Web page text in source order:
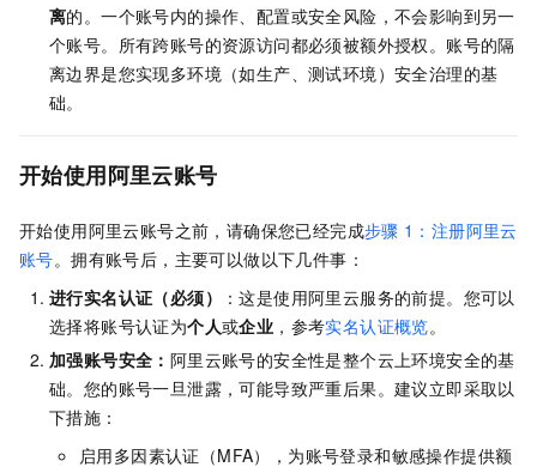
离的。一个账号内的操作、配置或安全风险，不会影响到另一
个账号。所有跨账号的资源访问都必须被额外授权。账号的隔
离边界是您实现多环境（如生产、测试环境）安全治理的基
础。
开始使用阿里云账号
开始使用阿里云账号之前，请确保您已经完成步骤 1：注册阿里云
账号。拥有账号后，主要可以做以下几件事：
进行实名认证 （必须）
：这是使用阿里云服务的前提。您可以
选择将账号认证为个人或企业 ，参考实名认证概览。
加强账号安全： 阿里云账号的安全性是整个云上环境安全的基
础。您的账号一旦泄露，可能导致严重后果。建议立即采取以
下措施：
启用多因素认证（MFA），为账号登录和敏感操作提供额